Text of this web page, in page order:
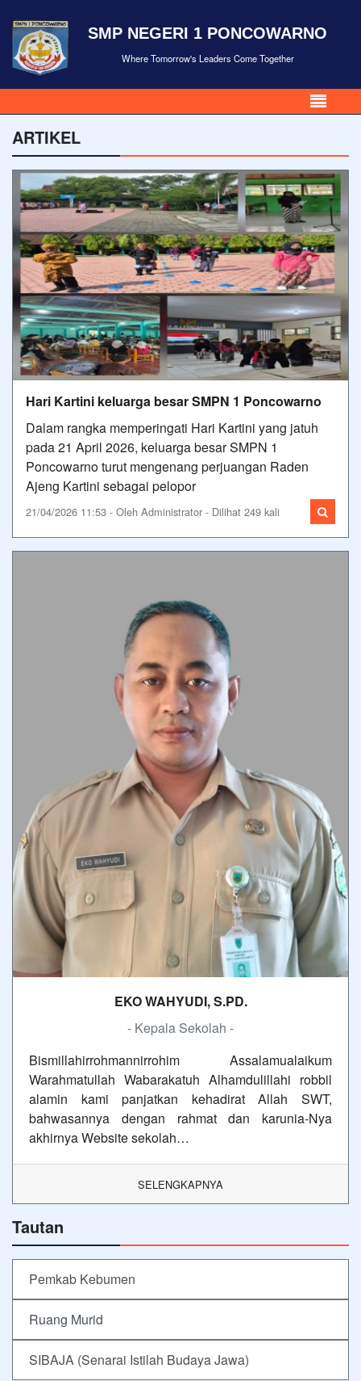
SMP NEGERI 1 PONCOWARNO
Where Tomorrow's Leaders Come Together
ARTIKEL
Hari Kartini keluarga besar SMPN 1 Poncowarno
Dalam rangka memperingati Hari Kartini yang jatuh
pada 21 April 2026, keluarga besar SMPN 1
Poncowarno turut mengenang perjuangan Raden
Ajeng Kartini sebagai pelopor
21/04/2026 11:53 - Oleh Administrator - Dilihat 249 kali
EKO WAHYUDI, S.PD.
- Kepala Sekolah -
Bismillahirrohmannirrohim Assalamualaikum
Warahmatullah Wabarakatuh Alhamdulillahi robbil
alamin kami panjatkan kehadirat Allah SWT,
bahwasannya dengan rahmat dan karunia-Nya
akhirnya Website sekolah…
SELENGKAPNYA
Tautan
Pemkab Kebumen
Ruang Murid
SIBAJA (Senarai Istilah Budaya Jawa)